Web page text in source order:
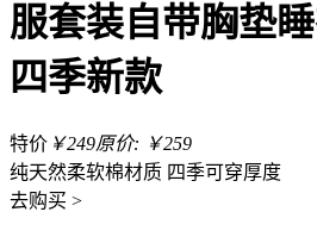
服套装自带胸垫
四季新款
特价 ￥249原价: ￥259
纯天然柔软棉材质 四季可穿厚度
去购买 >